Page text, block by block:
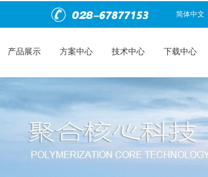
简体中文
产品展示 方案中心 技术中心 下载中心